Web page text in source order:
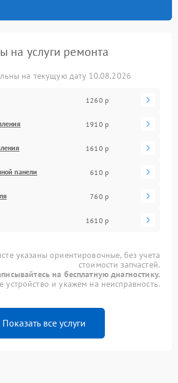
на услуги ремонта
на текущую дату 10.08.2026
1260 р
1910 р
1610 р
панели 610 р
760 р
1610 р
указаны ориентировочные, без учета
стоимости запчастей.
на бесплатную диагностику.
и укажем на неисправность.
Показать все услуги